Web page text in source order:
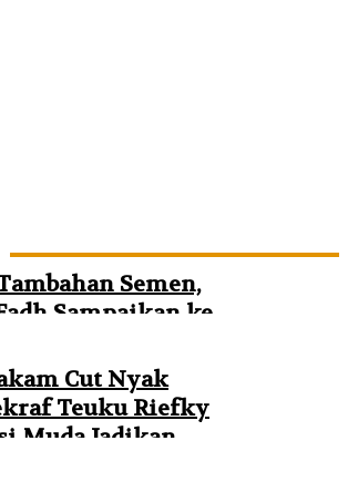
Semen,
Sampaikan ke
Danantara
Cut Nyak
Teuku Riefky
Muda Jadikan
Masa Depan